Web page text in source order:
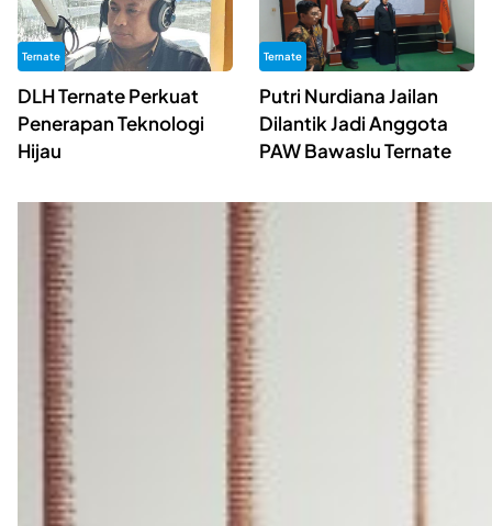
Ternate
DLH Ternate Perkuat
Penerapan Teknologi
Hijau
Ternate
Putri Nurdiana Jailan
Dilantik Jadi Anggota
PAW Bawaslu Ternate